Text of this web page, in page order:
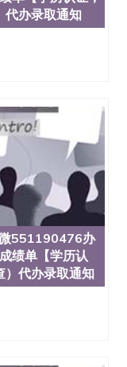
551190476快
留学文凭认证
微信
法国留学
片QQ微信
尔兰留学回国
理QQ微信
买国
毕业证怎么办
作QQ微信
551190476国
国外毕业证价
信551190476
办国外可
凭可信吗QQ
微信
如何
凭认证办理
Jose State
立于1857
之一，也是美
代办录取通知
551190476办
绩单【学历认
）代办录取通知